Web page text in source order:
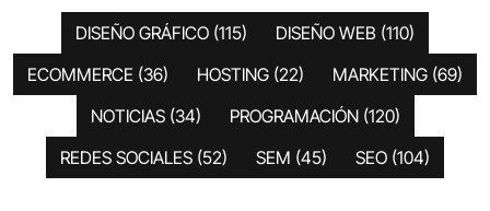
DISEÑO GRÁFICO (115) DISEÑO WEB (110)
ECOMMERCE (36) HOSTING (22) MARKETING (69)
NOTICIAS (34) PROGRAMACIÓN (120)
REDES SOCIALES (52) SEM (45) SEO (104)